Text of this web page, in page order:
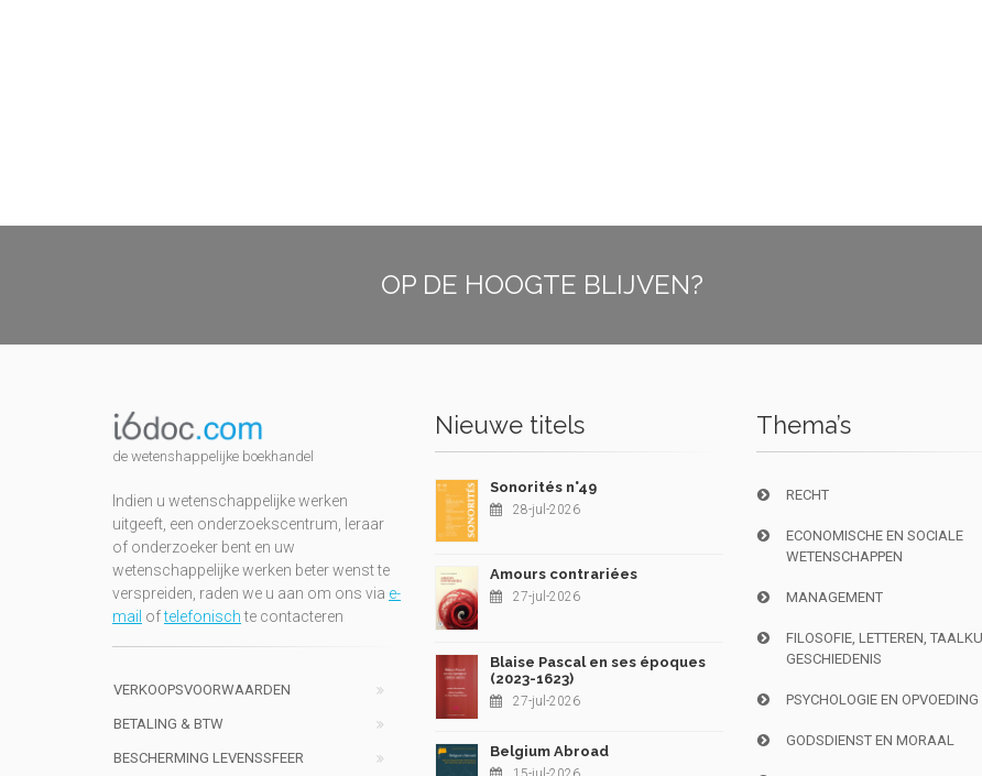
OP DE HOOGTE BLIJVEN?
de wetenshappelijke boekhandel
Indien u wetenschappelijke werken
uitgeeft, een onderzoekscentrum, leraar
of onderzoeker bent en uw
wetenschappelijke werken beter wenst te
verspreiden, raden we u aan om ons via e-
mail oftelefonischte contacteren
VERKOOPSVOORWAARDEN
BETALING & BTW
BESCHERMING LEVENSSFEER
Nieuwe titels
Sonorités n°49
28-jul-2026
Amours contrariées
27-jul-2026
Blaise Pascal en ses époques
(2023-1623)
27-jul-2026
Belgium Abroad
Thema’s
RECHT
ECONOMISCHE EN SOCIALE
WETENSCHAPPEN
MANAGEMENT
FILOSOFIE, LETTEREN,
GESCHIEDENIS
PSYCHOLOGIE EN OPVOEDING
GODSDIENST EN MORAAL